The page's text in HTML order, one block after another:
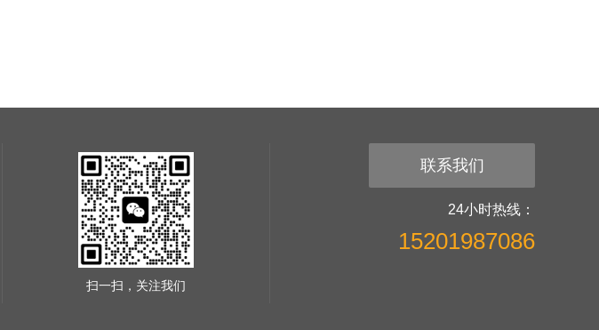
扫一扫，关注我们
联系我们
24小时热线：
15201987086